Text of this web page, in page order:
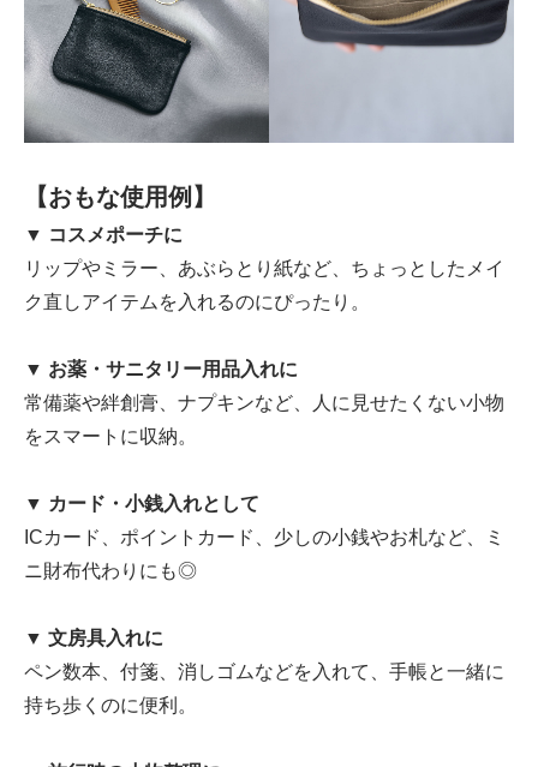
【おもな使用例】
▼ コスメポーチに
リップやミラー、あぶらとり紙など、ちょっとしたメイ
ク直しアイテムを入れるのにぴったり。
▼ お薬・サニタリー用品入れに
常備薬や絆創膏、ナプキンなど、人に見せたくない小物
をスマートに収納。
▼ カード・小銭入れとして
ICカード、ポイントカード、少しの小銭やお札など、ミ
ニ財布代わりにも◎
▼ 文房具入れに
ペン数本、付箋、消しゴムなどを入れて、手帳と一緒に
持ち歩くのに便利。